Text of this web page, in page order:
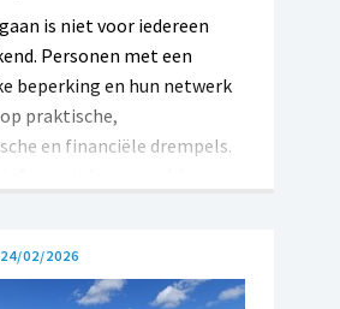
is niet voor iedereen
Personen met een
beperking en hun netwerk
praktische,
en financiële drempels.
maken voor
een beperking of met een
24/02/2026